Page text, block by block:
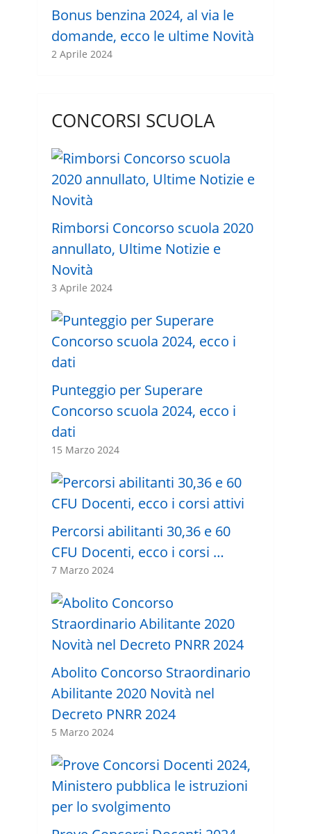
Bonus benzina 2024, al via le
domande, ecco le ultime Novità
2 Aprile 2024
CONCORSI SCUOLA
Rimborsi Concorso scuola 2020
annullato, Ultime Notizie e
Novità
3 Aprile 2024
Punteggio per Superare
Concorso scuola 2024, ecco i
dati
15 Marzo 2024
Percorsi abilitanti 30,36 e 60
CFU Docenti, ecco i corsi …
7 Marzo 2024
Abolito Concorso Straordinario
Abilitante 2020 Novità nel
Decreto PNRR 2024
5 Marzo 2024